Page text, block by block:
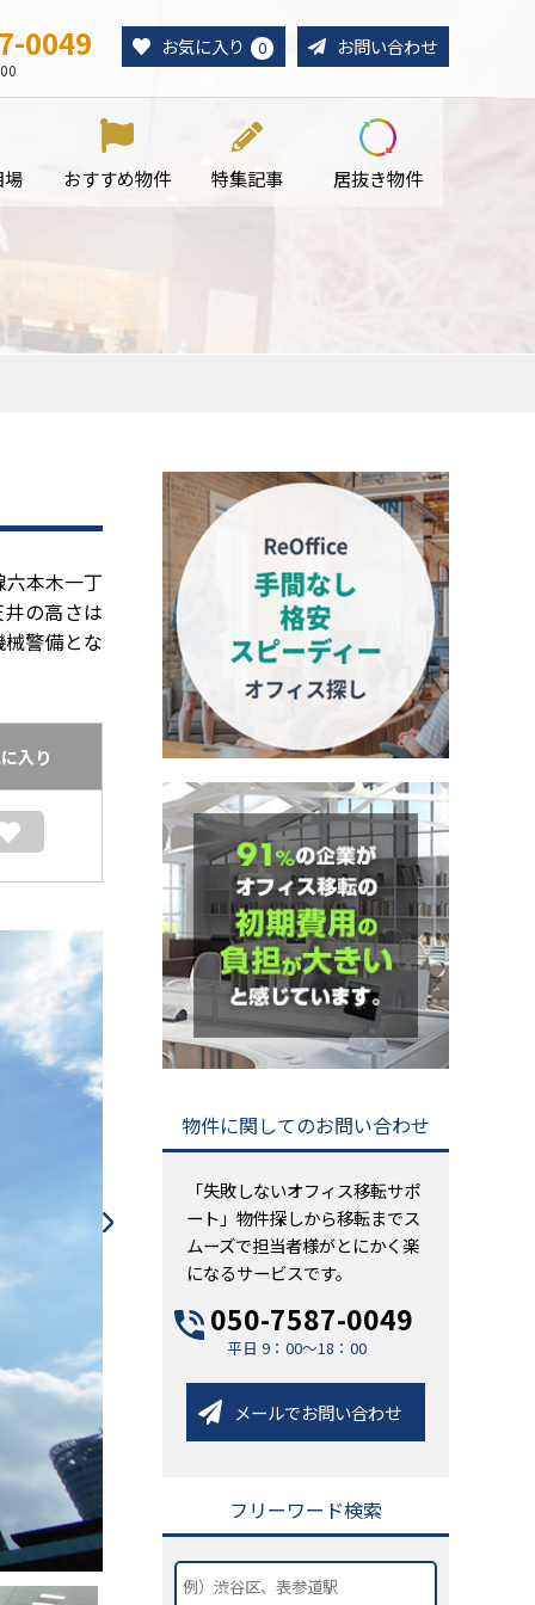
0049 お気に入り 0 お問い合わせ
おすすめ物件 特集記事 居抜き物件
本木一丁
の高さは
警備とな
入り
物件に関してのお問い合わせ
「失敗しないオフィス移転サポ
ート」物件探しから移転までス
ムーズで担当者様がとにかく楽
になるサービスです。
050-7587-0049
平日 9：00～18：00
メールでお問い合わせ
フリーワード検索